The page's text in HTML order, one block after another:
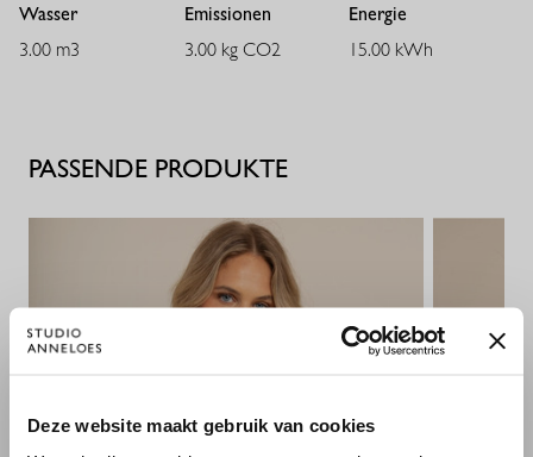
Deze website maakt gebruik van cookies
Wasser
3.00 m3
Emissionen
3.00 kg CO2
Energie
15.00 kWh
PASSENDE PRODUKTE
WILLKOMMEN BEI STUDIO